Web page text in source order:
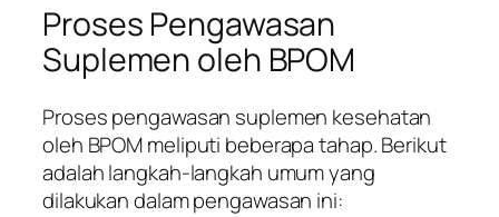
Proses Pengawasan
Suplemen oleh BPOM
Proses pengawasan suplemen kesehatan
oleh BPOM meliputi beberapa tahap. Berikut
adalah langkah-langkah umum yang
dilakukan dalam pengawasan ini: